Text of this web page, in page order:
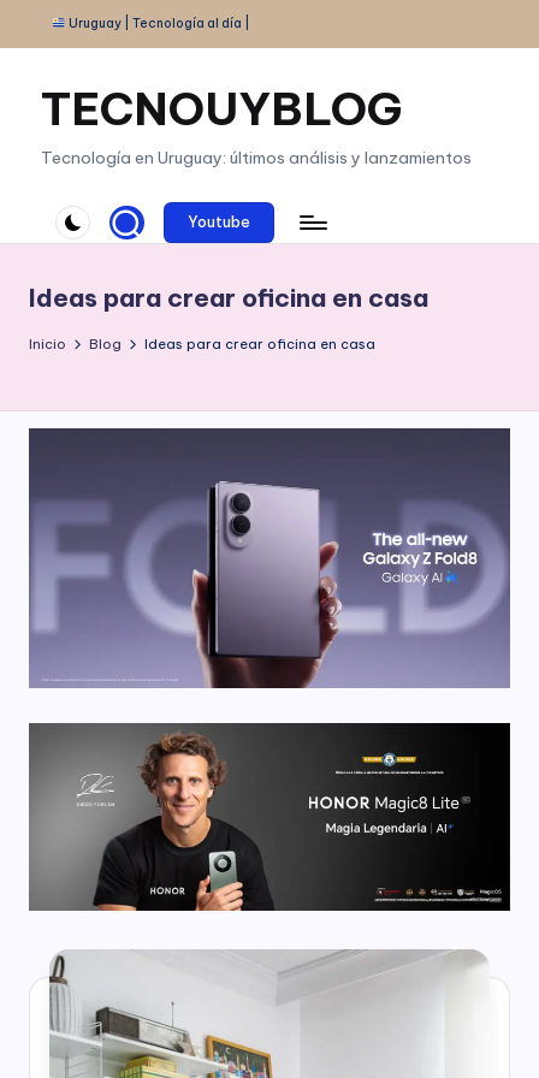
Saltar
contenido
Uruguay | Tecnología al día |
TECNOUYBLOG
Tecnología en Uruguay: últimos análisis y lanzamientos
Youtube
Ideas para crear oficina en casa
Inicio Blog Ideas para crear oficina en casa